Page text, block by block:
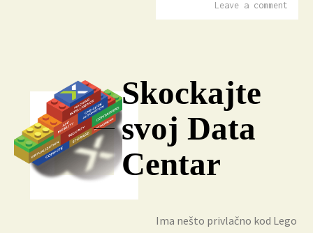
Leave a comment
Skockajte
svoj Data
Centar
Ima nešto privlačno kod Lego